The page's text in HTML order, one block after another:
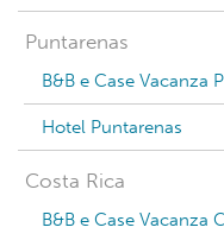
Puntarenas
B&B e Case Vacanza
Hotel Puntarenas
Costa Rica
B&B e Case Vacanza